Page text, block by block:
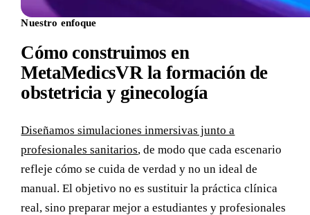
Nuestro enfoque
Cómo construimos en
MetaMedicsVR la formación de
obstetricia y ginecología
Diseñamos simulaciones inmersivas junto a
profesionales sanitarios, de modo que cada escenario
refleje cómo se cuida de verdad y no un ideal de
manual. El objetivo no es sustituir la práctica clínica
real, sino preparar mejor a estudiantes y profesionales